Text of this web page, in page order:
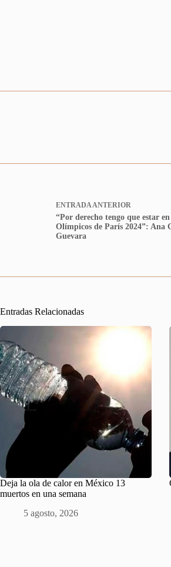
ENTRADAANTERIOR
“Por derecho tengo que estar en
Olímpicos de París 2024”: Ana
Guevara
Entradas Relacionadas
Deja la ola de calor en México 13
muertos en una semana
5 agosto, 2026